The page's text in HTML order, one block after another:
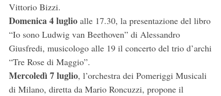
Vittorio Bizzi.
Domenica 4 luglioalle 17.30, la presentazione del libro
“Io sono Ludwig van Beethoven” di Alessandro
Giusfredi, musicologo alle 19 il concerto del trio d’archi
“Tre Rose di Maggio”.
Mercoledì 7 luglio, l’orchestra dei Pomeriggi Musicali
di Milano, diretta da Mario Roncuzzi, propone il
S
e
a
r
c